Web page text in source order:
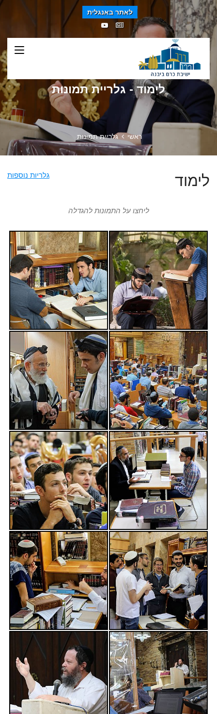
לאתר באנגלית
לימוד - גלריית תמונות
ראשי גלריית תמונות
גלריות נוספות לימוד
ליחצו על התמונות להגדלה